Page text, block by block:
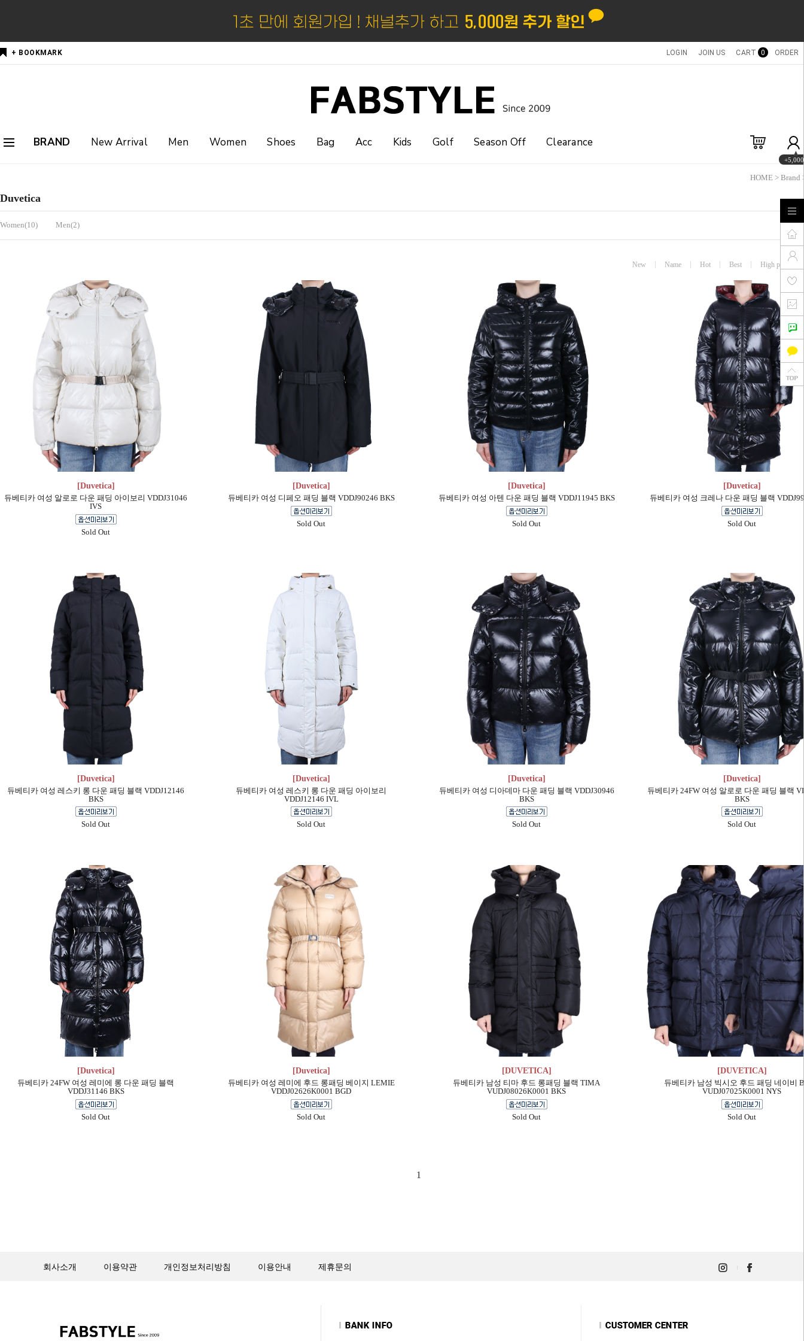
+ BOOKMARK LOGIN JOIN US CART 0 ORDER
BRAND New Arrival Men Women Shoes Bag Acc Kids Golf Season Off Clearance
HOME > Brand
Duvetica
Women(10) Men(2)
New Name Hot Best High price
[Duvetica]
듀베티카 여성 알로로 다운 패딩 아이보리 VDDJ31046
IVS
Sold Out
[Duvetica]
듀베티카 여성 디페오 패딩 블랙 VDDJ90246 BKS
Sold Out
[Duvetica]
듀베티카 여성 아텐 다운 패딩 블랙 VDDJ11945 BKS
Sold Out
[Duvetica]
듀베티카 여성 크레나 다운 패딩 블랙
Sold Out
[Duvetica]
듀베티카 여성 레스키 롱 다운 패딩 블랙 VDDJ12146
BKS
Sold Out
[Duvetica]
듀베티카 여성 레스키 롱 다운 패딩 아이보리
VDDJ12146 IVL
Sold Out
[Duvetica]
듀베티카 여성 디아데마 다운 패딩 블랙 VDDJ30946
BKS
Sold Out
[Duvetica]
듀베티카 24FW 여성 알로로 다운 패딩 블랙
BKS
Sold Out
[Duvetica]
듀베티카 24FW 여성 레미에 롱 다운 패딩 블랙
VDDJ31146 BKS
Sold Out
[Duvetica]
듀베티카 여성 레미에 후드 롱패딩 베이지 LEMIE
VDDJ02626K0001 BGD
Sold Out
[DUVETICA]
듀베티카 남성 티마 후드 롱패딩 블랙 TIMA
VUDJ08026K0001 BKS
Sold Out
[DUVETICA]
듀베티카 남성 빅시오 후드 패딩 네이비
VUDJ07025K0001 NYS
Sold Out
1
회사소개 이용약관 개인정보처리방침 이용안내 제휴문의